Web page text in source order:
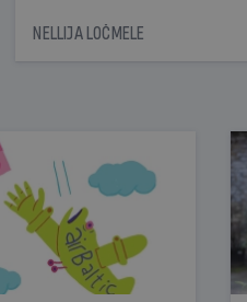
NELLIJA LOČMELE